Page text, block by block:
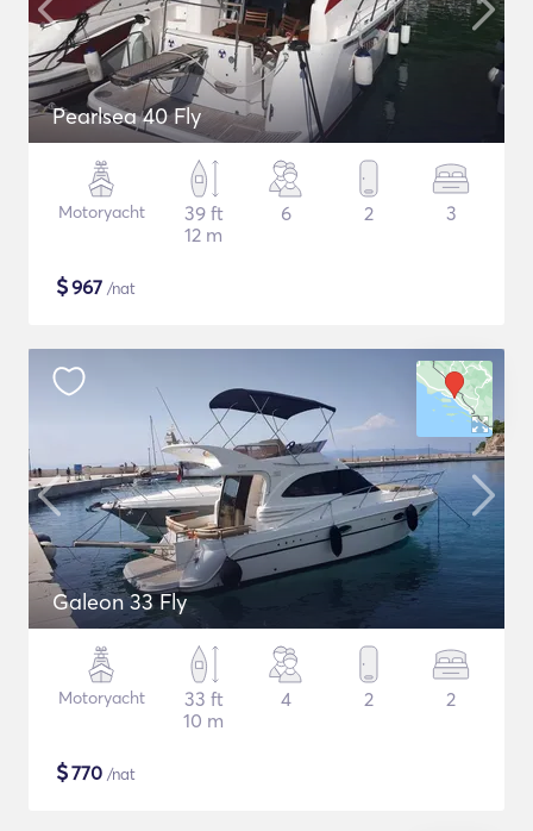
Pearlsea 40 Fly
Motoryacht
39 ft
12 m
6 2 3
$967 /nat
Galeon 33 Fly
Motoryacht
33 ft
10 m
4 2 2
$770 /nat